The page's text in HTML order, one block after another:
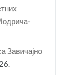
Завичајно